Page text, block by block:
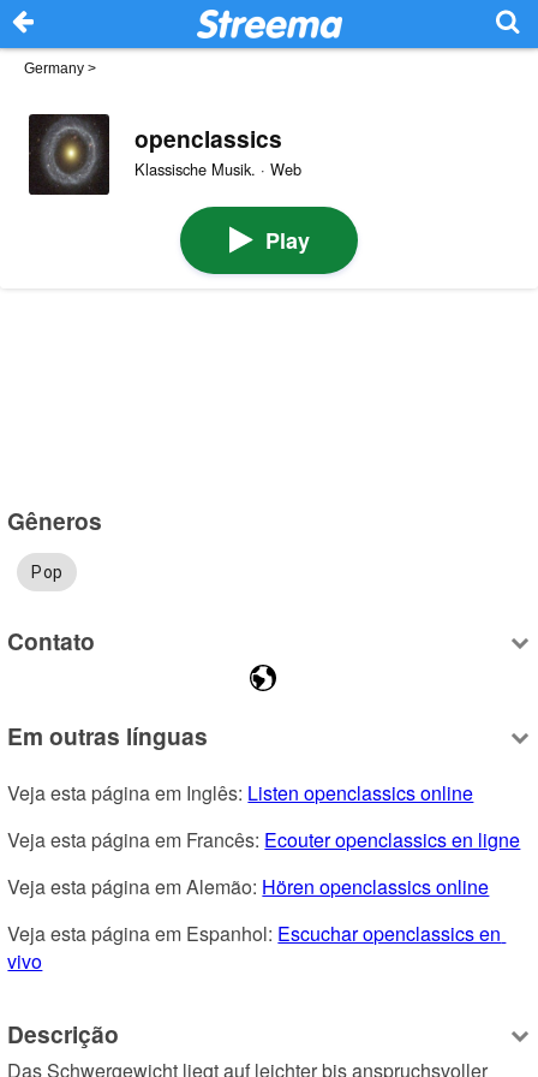
Germany >
openclassics
Klassische Musik. · Web
Play
Gêneros
Pop
Contato
Em outras línguas
Veja esta página em Inglês: Listen openclassics online
Veja esta página em Francês: Ecouter openclassics en ligne
Veja esta página em Alemão: Hören openclassics online
Veja esta página em Espanhol: Escuchar openclassics en
vivo
Descrição
Das Schwergewicht liegt auf leichter bis anspruchsvoller